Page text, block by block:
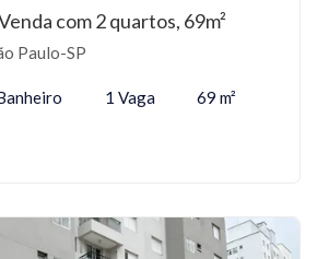
com 2 quartos, 69m²
Paulo-SP
1 Vaga 69 m²